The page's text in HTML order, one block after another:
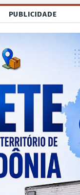
PUBLICIDADE